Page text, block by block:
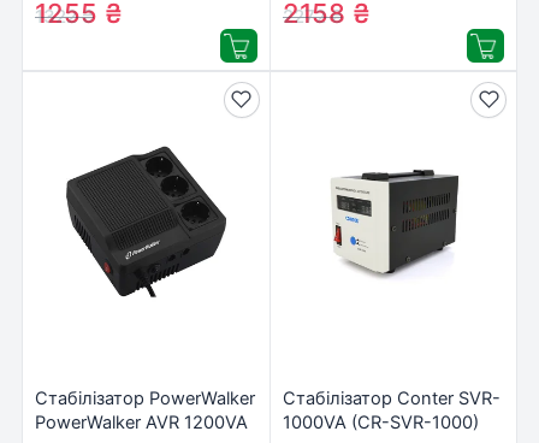
black)
1322₴
1255 ₴
(EL122400007)
2272₴
2158 ₴
Стабілізатор PowerWalker
PowerWalker AVR 1200VA
Стабілізатор Conter SVR-
1000VA (CR-SVR-1000)